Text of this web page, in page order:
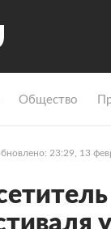
Общество
23:29, 13